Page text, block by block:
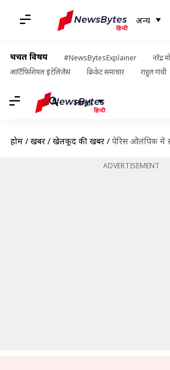
अन्य
चर्चित विषय #NewsBytesExplainer
नरेंद्र
आर्टिफिशियल इंटेलिजेंस
क्रिकेट समाचार राहुल गांधी
Hindi
होम / खबरें / खेलकूद की खबरें / पेरिस ओलंपिक में स्वर्ण जीतने
ADVERTISEMENT